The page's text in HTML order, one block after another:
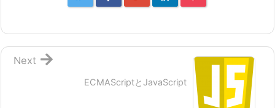
ECMAScriptとJavaScript
Next